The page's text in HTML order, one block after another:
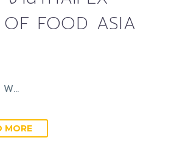
FOOD ASIA
W…
MORE